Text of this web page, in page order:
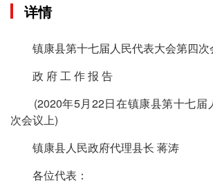
详情
镇康县第十七届人民代表大会第四次
政 府 工 作 报 告
(2020年5月22日在镇康县第十七届
次会议上)
镇康县人民政府代理县长 蒋涛
各位代表：